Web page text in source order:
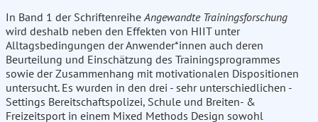
In Band 1 der SchriftenreiheAngewandte Trainingsforschung
wird deshalb neben den Effekten von HIIT unter
Alltagsbedingungen der Anwender*innen auch deren
Beurteilung und Einschätzung des Trainingsprogrammes
sowie der Zusammenhang mit motivationalen Dispositionen
untersucht. Es wurden in den drei - sehr unterschiedlichen -
Settings Bereitschaftspolizei, Schule und Breiten- &
Freizeitsport in einem Mixed Methods Design sowohl